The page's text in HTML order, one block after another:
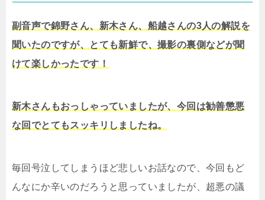
副音声で錦野さん、新木さん、船越さんの3人の解説を
聞いたのですが、とても新鮮で、撮影の裏側などが聞
けて楽しかったです！
新木さんもおっしゃっていましたが、今回は勧善懲悪
な回でとてもスッキリしましたね。
毎回号泣してしまうほど悲しいお話なので、今回もど
んなにか辛いのだろうと思っていましたが、超悪の議